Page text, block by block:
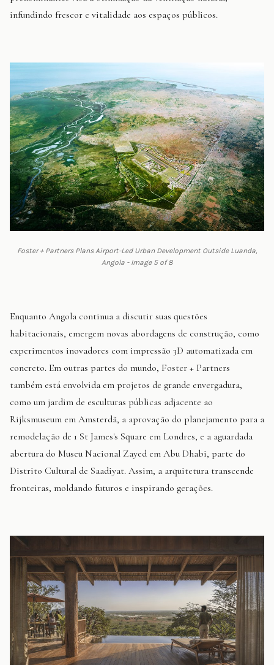
infundindo frescor e vitalidade aos espaços públicos.
Foster + Partners Plans Airport-Led Urban Development Outside Luanda,
Angola - Image 5 of 8
Enquanto Angola continua a discutir suas questões
habitacionais, emergem novas abordagens de construção, como
experimentos inovadores com impressão 3D automatizada em
concreto. Em outras partes do mundo, Foster + Partners
também está envolvida em projetos de grande envergadura,
como um jardim de esculturas públicas adjacente ao
Rijksmuseum em Amsterdã, a aprovação do planejamento para a
remodelação de 1 St James's Square em Londres, e a aguardada
abertura do Museu Nacional Zayed em Abu Dhabi, parte do
Distrito Cultural de Saadiyat. Assim, a arquitetura transcende
fronteiras, moldando futuros e inspirando gerações.